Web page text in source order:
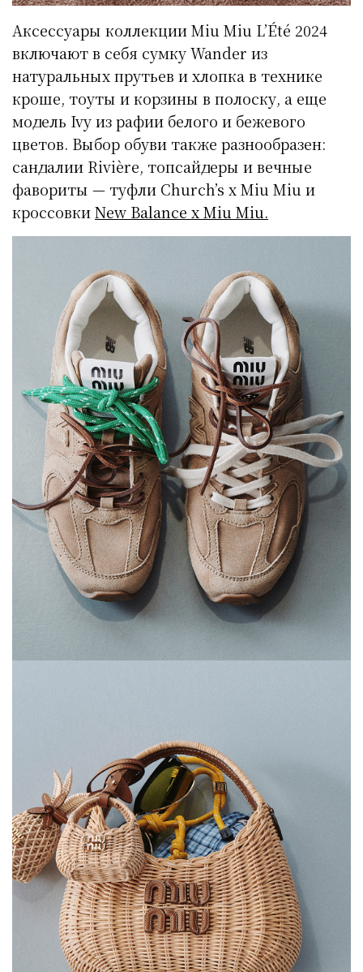
Аксессуары коллекции Miu Miu L’Été 2024
включают в себя сумку Wander из
натуральных прутьев и хлопка в технике
кроше, тоуты и корзины в полоску, а еще
модель Ivy из рафии белого и бежевого
цветов. Выбор обуви также разнообразен:
сандалии Rivière, топсайдеры и вечные
фавориты — туфли Church’s x Miu Miu и
кроссовкиNew Balance x Miu Miu.